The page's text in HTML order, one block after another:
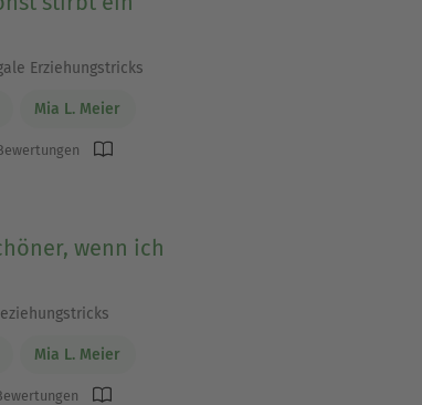
Erziehungstricks
Mia L. Meier
wenn ich
Mia L. Meier